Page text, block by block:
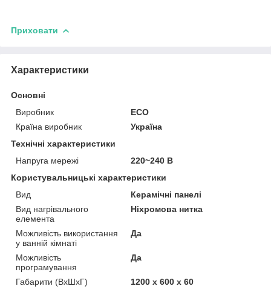
Приховати
Характеристики
Основні
Виробник
ECO
Країна виробник
Україна
Технічні характеристики
Напруга мережі
220~240 В
Користувальницькі характеристики
Вид
Керамічні панелі
Вид нагрівального
елемента
Ніхромова нитка
Можливість використання
у ванній кімнаті
Да
Можливість
програмування
Да
Габарити (ВхШхГ)
1200 х 600 х 60